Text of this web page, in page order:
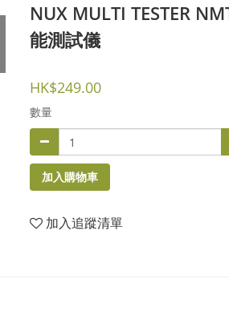
NUX MULTI TESTER
能測試儀
HK$249.00
數量
加入購物車
加入追蹤清單